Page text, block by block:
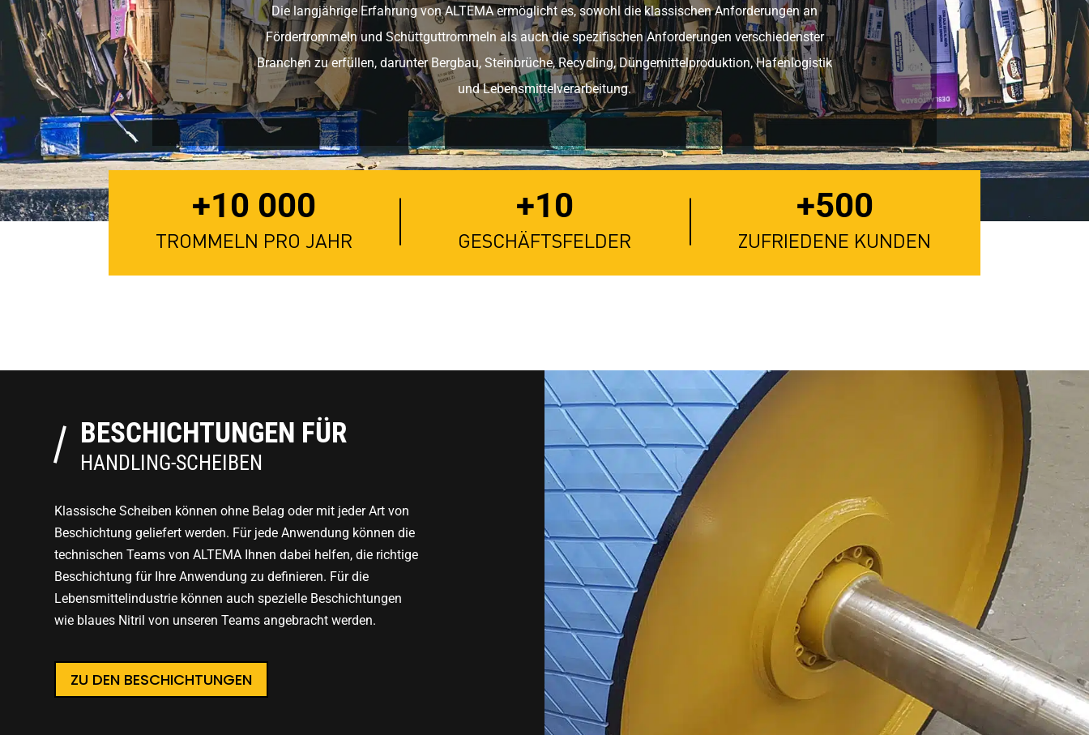
+10 000
TROMMELN PRO JAHR
+10
GESCHÄFTSFELDER
+500
ZUFRIEDENE KUNDEN
Die langjährige Erfahrung von ALTEMA ermöglicht es, sowohl die klassischen Anforderungen an
Fördertrommeln und Schüttguttrommeln als auch die spezifischen Anforderungen verschiedenster
Branchen zu erfüllen, darunter Bergbau, Steinbrüche, Recycling, Düngemittelproduktion, Hafenlogistik
und Lebensmittelverarbeitung.
BESCHICHTUNGEN FÜR
HANDLING-SCHEIBEN
Klassische Scheiben können ohne Belag oder mit jeder Art von
Beschichtung geliefert werden. Für jede Anwendung können die
technischen Teams von ALTEMA Ihnen dabei helfen, die richtige
Beschichtung für Ihre Anwendung zu definieren. Für die
Lebensmittelindustrie können auch spezielle Beschichtungen
wie blaues Nitril von unseren Teams angebracht werden.
ZU DEN BESCHICHTUNGEN